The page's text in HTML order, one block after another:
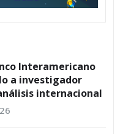
Interamericano
a investigador
internacional